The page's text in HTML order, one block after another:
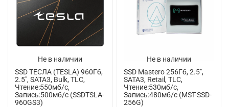
Не в наличии
SSD ТЕСЛА (TESLA) 960Гб,
2.5", SATA3, Bulk, TLC,
Чтение:550мб/с,
Запись:500мб/с (SSDTSLA-
960GS3)
Не в наличии
SSD Mastero 256Гб, 2.5",
SATA3, Retail, TLC,
Чтение:530мб/с,
Запись:480мб/с (MST-SSD-
256G)